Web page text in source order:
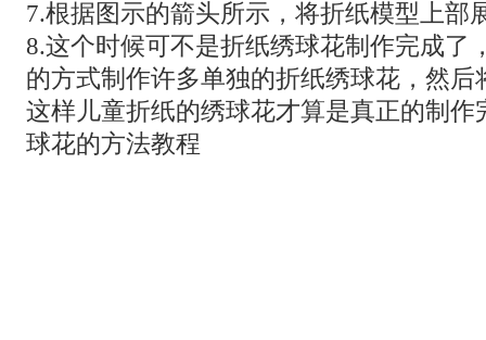
7.根据图示的箭头所示，将折纸模型上部
8.这个时候可不是折纸绣球花制作完成了
的方式制作许多单独的折纸绣球花，然后
这样儿童折纸的绣球花才算是真正的制作
球花的方法教程